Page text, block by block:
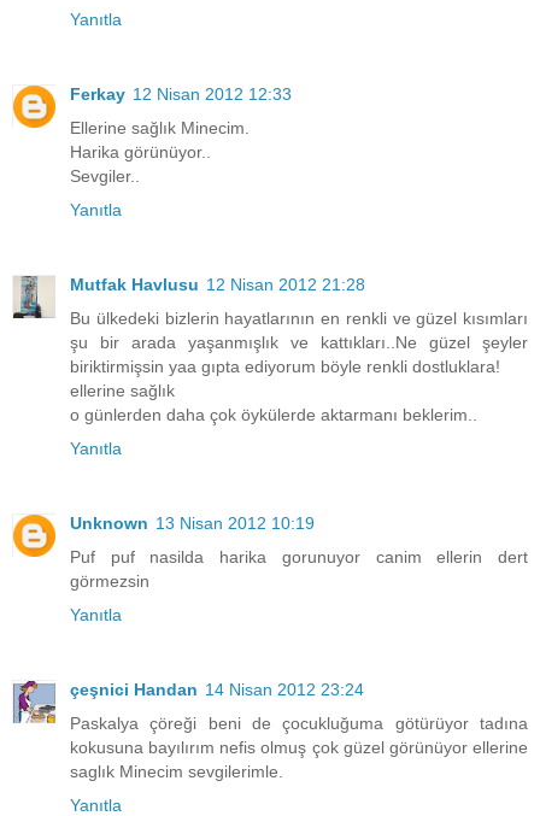
Yanıtla
Ferkay 12 Nisan 2012 12:33
Ellerine sağlık Minecim.
Harika görünüyor..
Sevgiler..
Yanıtla
Mutfak Havlusu 12 Nisan 2012 21:28
Bu ülkedeki bizlerin hayatlarının en renkli ve güzel kısımları
şu bir arada yaşanmışlık ve kattıkları..Ne güzel şeyler
biriktirmişsin yaa gıpta ediyorum böyle renkli dostluklara!
ellerine sağlık
o günlerden daha çok öykülerde aktarmanı beklerim..
Yanıtla
Unknown 13 Nisan 2012 10:19
Puf puf nasilda harika gorunuyor canim ellerin dert
görmezsin
Yanıtla
çeşnici Handan 14 Nisan 2012 23:24
Paskalya çöreği beni de çocukluğuma götürüyor tadına
kokusuna bayılırım nefis olmuş çok güzel görünüyor ellerine
saglık Minecim sevgilerimle.
Yanıtla